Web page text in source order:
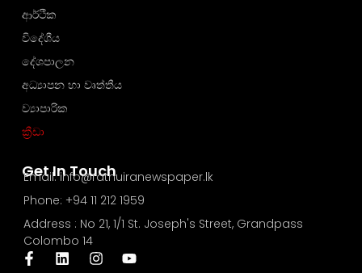
Get In Touch
Email: info@rathuiranewspaper.lk
Phone: +94 11 212 1959
Address : No 21, 1/1 St. Joseph's Street, Grandpass
Colombo 14
ආර්ථික
විදේශීය
දේශපාලන
අධ්‍යාපන හා වෘත්තීය
ව්‍යාපාරික
ක්‍රීඩා